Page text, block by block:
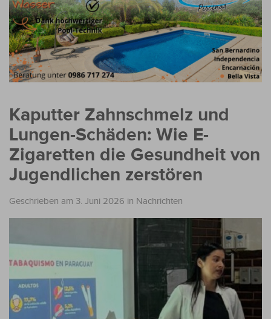
Kaputter Zahnschmelz und
Lungen-Schäden: Wie E-
Zigaretten die Gesundheit von
Jugendlichen zerstören
Geschrieben am 3. Juni 2026 in Nachrichten